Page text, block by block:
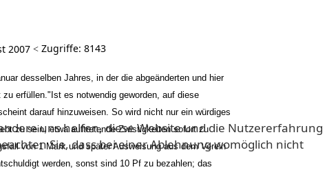
2007 Zugriffe: 8143
desselben Jahres, in der die abgeänderten und hier
zu erfüllen."Ist es notwendig geworden, auf diese
darauf hinzuweisen. So wird nicht nur ein würdiges
zu sein, etwa auftretende Zwistigkeiten sofort zu
von 1 Mark und später Ausweisung aus dem Verein
werden, sonst sind 10 Pf zu bezahlen; das
uns helfen, diese Website und die Nutzererfahrung
Sie, dass bei einer Ablehnung womöglich nicht